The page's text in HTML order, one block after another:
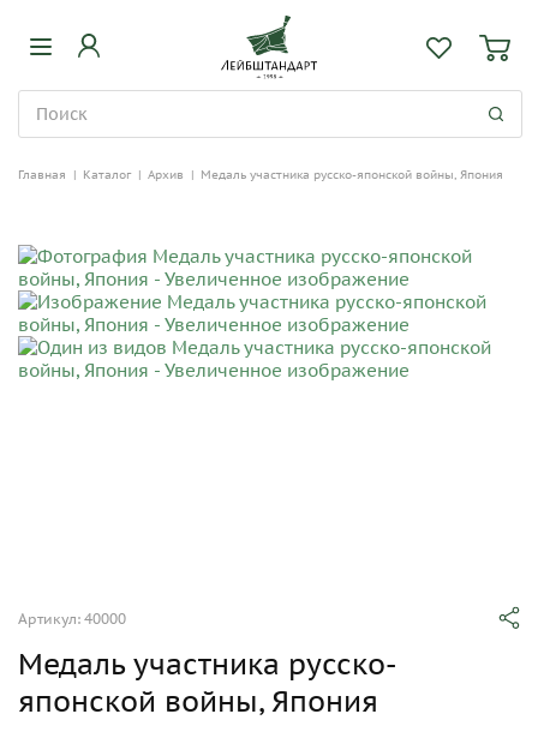
Главная | Каталог | Архив | Медаль участника русско-японской войны, Япония
Артикул: 40000
Медаль участника русско-
японской войны, Япония